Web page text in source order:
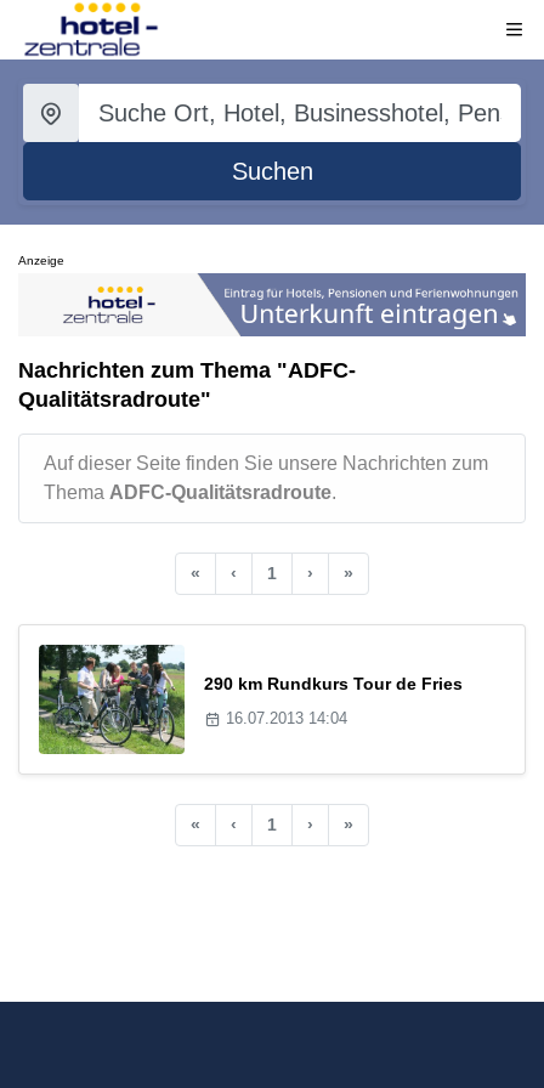
Suchen
Anzeige
Nachrichten zum Thema "ADFC-
Qualitätsradroute"
Auf dieser Seite finden Sie unsere Nachrichten zum
Thema ADFC-Qualitätsradroute.
« ‹ 1 › »
290 km Rundkurs Tour de Fries
16.07.2013 14:04
« ‹ 1 › »